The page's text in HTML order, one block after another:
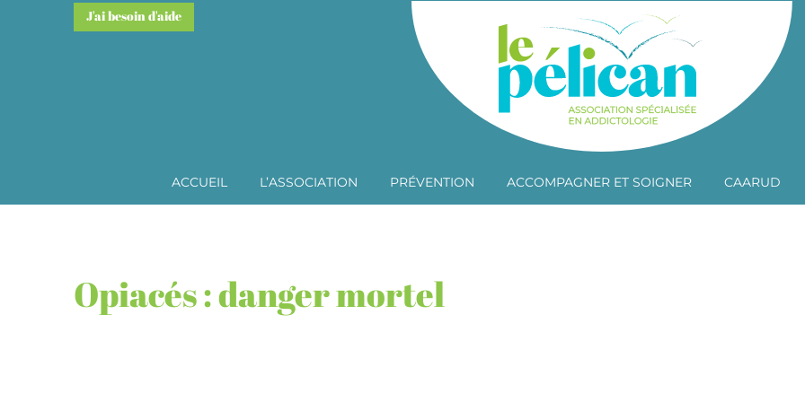
J'ai besoin d'aide
ACCUEIL L’ASSOCIATION PRÉVENTION ACCOMPAGNER ET SOIGNER CAARUD
Opiacés : danger mortel